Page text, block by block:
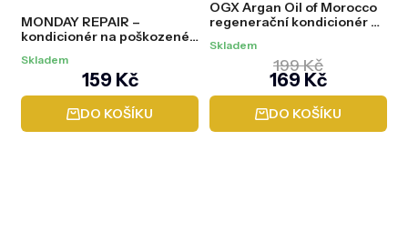
MONDAY REPAIR –
kondicionér na poškozené
Skladem
159 Kč
DO KOŠÍKU
OGX Argan Oil of Morocco
regenerační kondicionér na
Skladem
169 Kč
199 Kč
DO KOŠÍKU